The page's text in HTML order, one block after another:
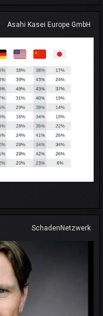
Asahi Kasei Europe GmbH
SchadenNetzwerk